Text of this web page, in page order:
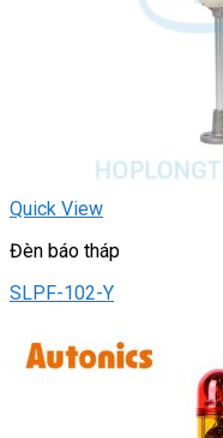
Quick View
Đèn báo tháp
SLPF-102-Y